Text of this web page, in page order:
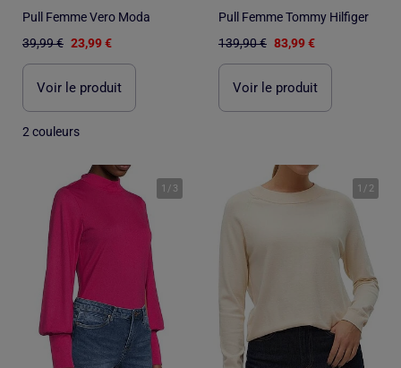
Pull Femme Vero Moda
39,99 € 23,99 €
Voir le produit
2 couleurs
Pull Femme Tommy Hilfiger
139,90 € 83,99 €
Voir le produit
1 / 3 1 / 2